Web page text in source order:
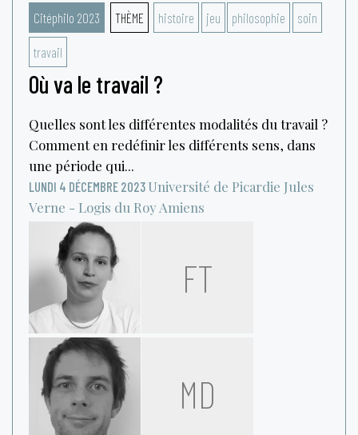
Citéphilo 2023 THÈME histoire jeu philosophie soin
travail
Où va le travail ?
Quelles sont les différentes modalités du travail ?
Comment en redéfinir les différents sens, dans
une période qui...
LUNDI 4 DÉCEMBRE 2023 Université de Picardie Jules
Verne - Logis du RoyAmiens
FT
MD